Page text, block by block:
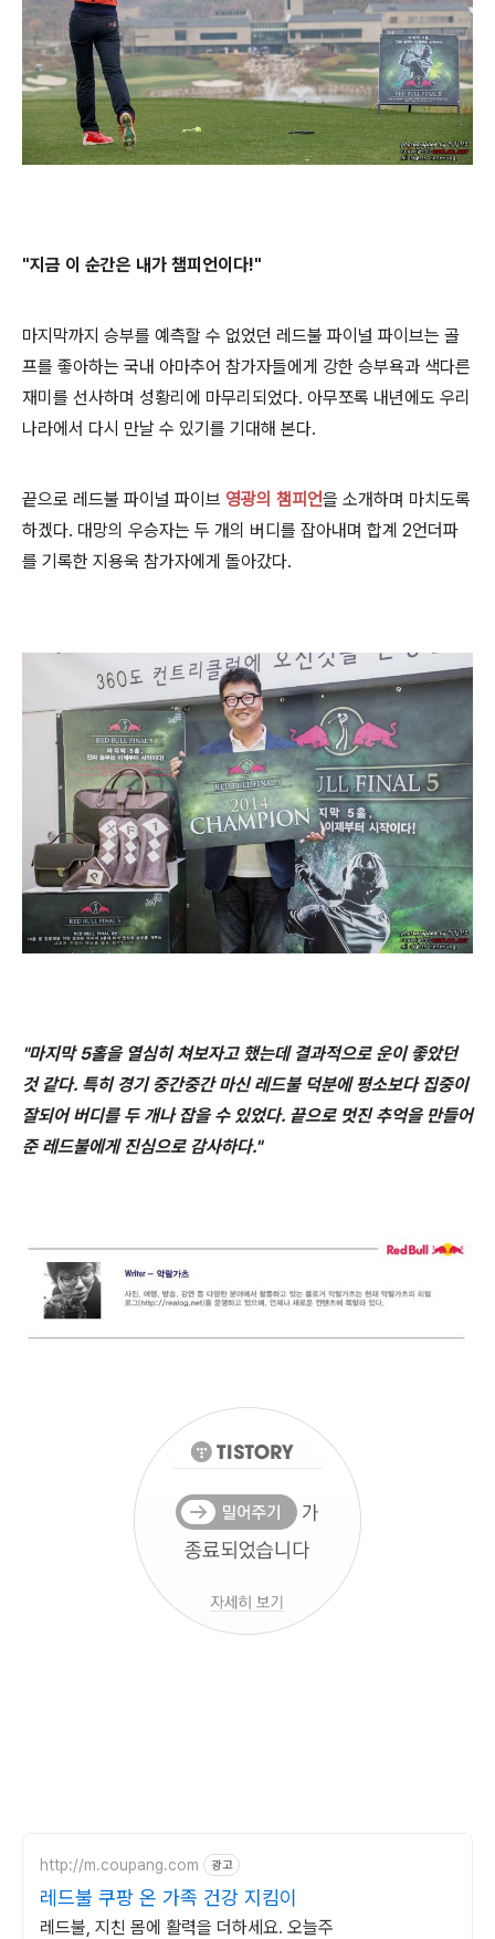
"지금 이 순간은 내가 챔피언이다!"
마지막까지 승부를 예측할 수 없었던 레드불 파이널 파이브는 골
프를 좋아하는 국내 아마추어 참가자들에게 강한 승부욕과 색다른
재미를 선사하며 성황리에 마무리되었다. 아무쪼록 내년에도 우리
나라에서 다시 만날 수 있기를 기대해 본다.
끝으로 레드불 파이널 파이브 영광의 챔피언을 소개하며 마치도록
하겠다. 대망의 우승자는 두 개의 버디를 잡아내며 합계 2언더파
를 기록한 지용욱 참가자에게 돌아갔다.
"마지막 5홀을 열심히 쳐보자고 했는데 결과적으로 운이 좋았던
것 같다. 특히 경기 중간중간 마신 레드불 덕분에 평소보다 집중이
잘되어버디를 두 개나 잡을 수 있었다. 끝으로 멋진 추억을 만들어
준 레드불에게 진심으로 감사하다."
http://m.coupang.com 광고
레드불 쿠팡 온 가족 건강 지킴이
레드불, 지친 몸에 활력을 더하세요. 오늘주